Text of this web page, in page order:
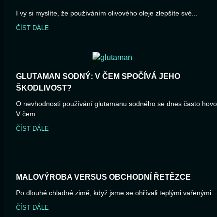
I vy si myslíte, že používáním olivového oleje zlepšíte své...
ČÍST DÁLE
GLUTAMAN SODNÝ: V ČEM SPOČÍVÁ JEHO
ŠKODLIVOST?
O nevhodnosti používání glutamanu sodného se dnes často
V čem...
ČÍST DÁLE
MALOVÝROBA VERSUS OBCHODNÍ ŘETĚZCE
Po dlouhé chladné zimě, když jsme se ohřívali teplými vařenými...
ČÍST DÁLE